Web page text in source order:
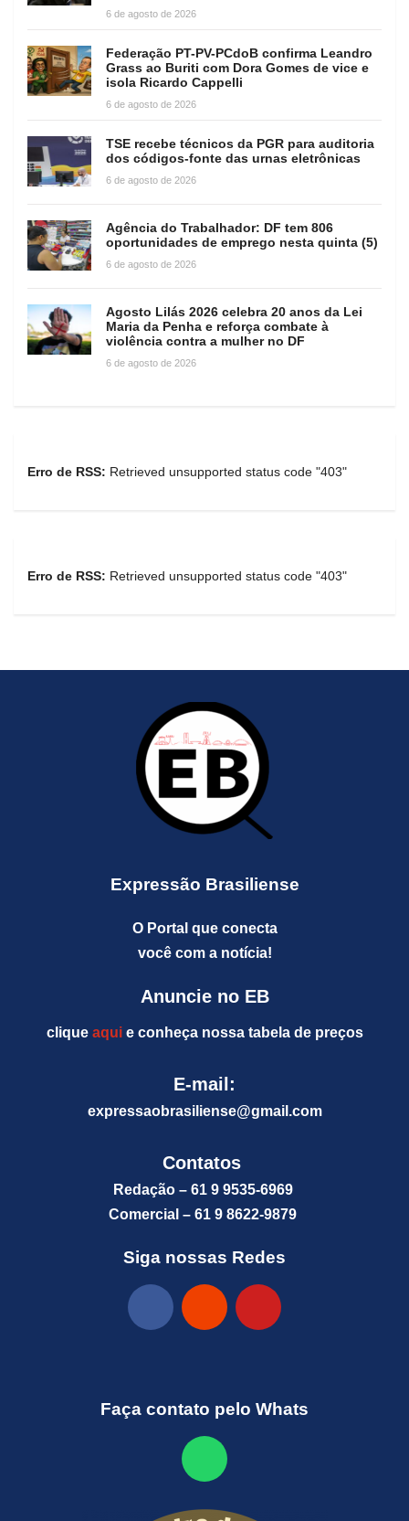
6 de agosto de 2026
Federação PT-PV-PCdoB confirma Leandro
Grass ao Buriti com Dora Gomes de vice e
isola Ricardo Cappelli
6 de agosto de 2026
TSE recebe técnicos da PGR para auditoria
dos códigos-fonte das urnas eletrônicas
6 de agosto de 2026
Agência do Trabalhador: DF tem 806
oportunidades de emprego nesta quinta (5)
6 de agosto de 2026
Agosto Lilás 2026 celebra 20 anos da Lei
Maria da Penha e reforça combate à
violência contra a mulher no DF
6 de agosto de 2026
Erro de RSS: Retrieved unsupported status code "403"
Erro de RSS: Retrieved unsupported status code "403"
Expressão Brasiliense
O Portal que conecta
você com a notícia!
Anuncie no EB
clique aquie conheça nossa tabela de preços
E-mail:
expressaobrasiliense@gmail.com
Contatos
Redação – 61 9 9535-6969
Comercial – 61 9 8622-9879
Siga nossas Redes
Faça contato pelo Whats